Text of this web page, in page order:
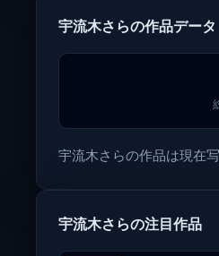
宇流木さらの作品データ
宇流木さらの作品は現在
宇流木さらの注目作品